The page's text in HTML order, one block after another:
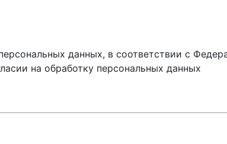
данных, в соответствии с
на обработку персональных данных